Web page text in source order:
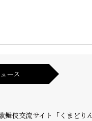
ース
舞伎交流サイト「くまどり